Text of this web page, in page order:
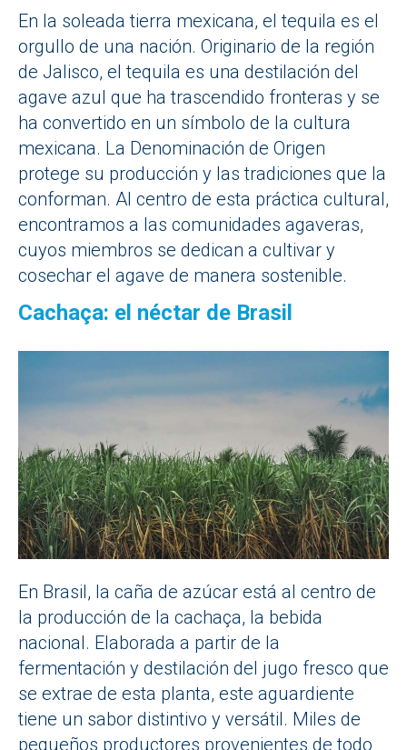
En la soleada tierra mexicana, el tequila es el
orgullo de una nación. Originario de la región
de Jalisco, el tequila es una destilación del
agave azul que ha trascendido fronteras y se
ha convertido en un símbolo de la cultura
mexicana. La Denominación de Origen
protege su producción y las tradiciones que la
conforman. Al centro de esta práctica cultural,
encontramos a las comunidades agaveras,
cuyos miembros se dedican a cultivar y
cosechar el agave de manera sostenible.
Cachaça: el néctar de Brasil
En Brasil, la caña de azúcar está al centro de
la producción de la cachaça, la bebida
nacional. Elaborada a partir de la
fermentación y destilación del jugo fresco que
se extrae de esta planta, este aguardiente
tiene un sabor distintivo y versátil. Miles de
pequeños productores provenientes de todo